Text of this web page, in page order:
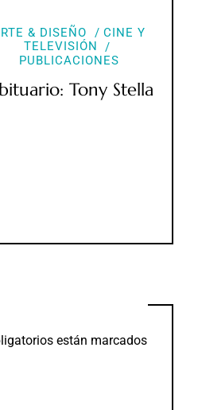
& DISEÑO
CINE Y
TELEVISIÓN
PUBLICACIONES
Tony Stella
están marcados